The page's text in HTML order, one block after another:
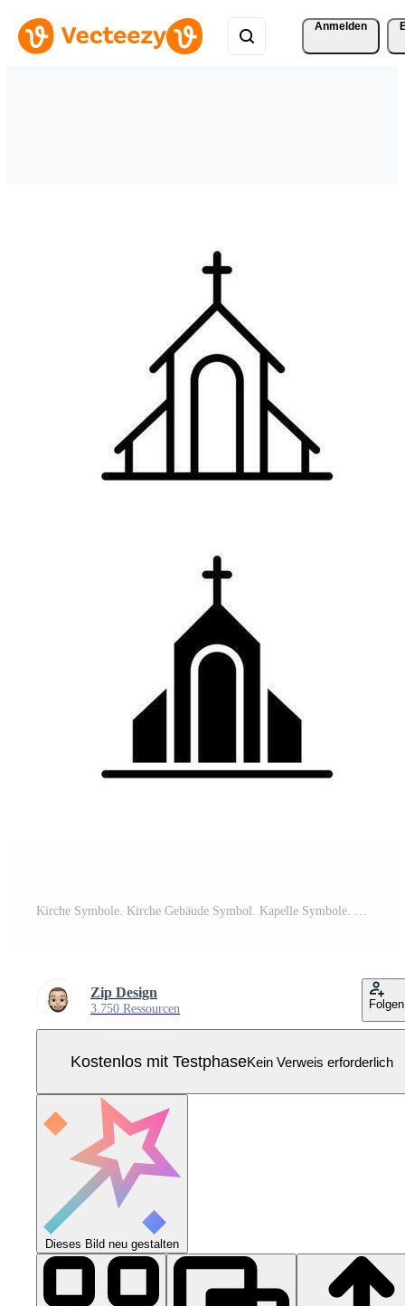
Anmelden
Kirche Symbole. Kirche Gebäude Symbol. Kapelle Symbole. Kirche Silhouetten Sammlung. eps 10 Pro Vektor
Zip Design
3.750 Ressourcen Folgen
Kostenlos mit TestphaseKein Verweis erforderlich
Dieses Bild neu gestalten